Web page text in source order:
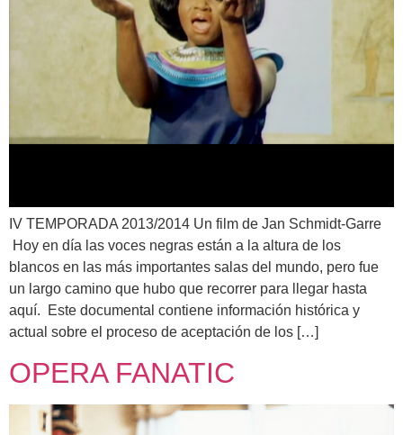
IV TEMPORADA 2013/2014 Un film de Jan Schmidt-Garre
Hoy en día las voces negras están a la altura de los
blancos en las más importantes salas del mundo, pero fue
un largo camino que hubo que recorrer para llegar hasta
aquí. Este documental contiene información histórica y
actual sobre el proceso de aceptación de los […]
OPERA FANATIC